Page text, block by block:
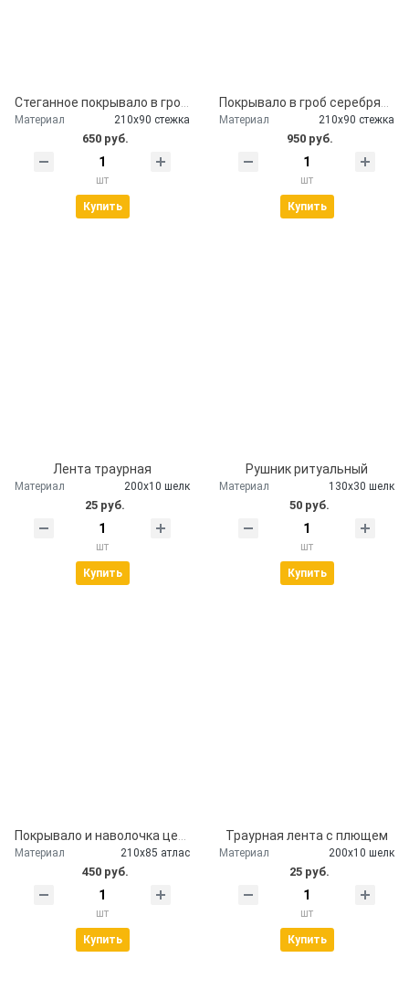
Стеганное покрывало в гроб церковь
Материал 210х90 стежка
650 руб.
шт
Купить
Покрывало в гроб серебряное
Материал 210х90 стежка
950 руб.
шт
Купить
Лента траурная
Материал 200х10 шелк
25 руб.
шт
Купить
Рушник ритуальный
Материал 130х30 шелк
50 руб.
шт
Купить
Материал 210х85 атлас
450 руб.
шт
Купить
Траурная лента с плющем
Материал 200х10 шелк
25 руб.
шт
Купить